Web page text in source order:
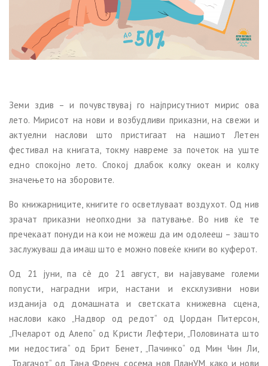
Земи здив – и почувствувај го најприсутниот мирис ова
лето. Мирисот на нови и возбудливи приказни, на свежи и
актуелни наслови што пристигаат на нашиот Летен
фестивал на книгата, токму навреме за почеток на уште
едно спокојно лето. Спокој длабок колку океан и колку
значењето на зборовите.
Во книжарниците, книгите го осветлуваат воздухот. Од нив
зрачат приказни неопходни за патување. Во нив ќе те
пречекаат понуди на кои не можеш да им одолееш – зашто
заслужуваш да имаш што е можно повeќе книги во куферот.
Од 21 јуни, па сè до 21 август, ви најавуваме големи
попусти, наградни игри, настани и ексклузивни нови
изданија од домашната и светската книжевна сцена,
наслови како „Надвор од редот“ од Џордан Питерсон,
„Пчеларот од Алепо“ од Кристи Лефтери, „Половината што
ми недостига“ од Брит Бенет, „Пачинко“ од Мин Чин Ли,
„Трагачот“ од Тана Френч, сосема нов ПланУМ, како и нови